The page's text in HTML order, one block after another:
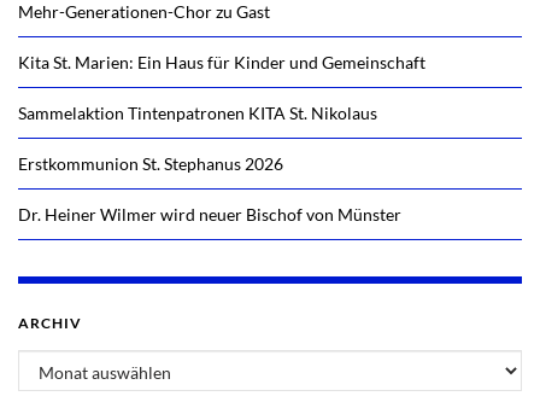
Mehr-Generationen-Chor zu Gast
Kita St. Marien: Ein Haus für Kinder und Gemeinschaft
Sammelaktion Tintenpatronen KITA St. Nikolaus
Erstkommunion St. Stephanus 2026
Dr. Heiner Wilmer wird neuer Bischof von Münster
ARCHIV
Archiv